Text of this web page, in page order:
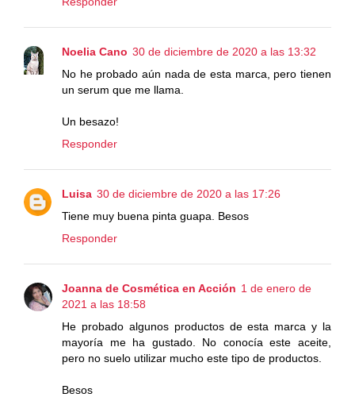
Noelia Cano 30 de diciembre de 2020 a las 13:32
No he probado aún nada de esta marca, pero tienen
un serum que me llama.
Un besazo!
Responder
Luisa 30 de diciembre de 2020 a las 17:26
Tiene muy buena pinta guapa. Besos
Responder
Joanna de Cosmética en Acción 1 de enero de
2021 a las 18:58
He probado algunos productos de esta marca y la
mayoría me ha gustado. No conocía este aceite,
pero no suelo utilizar mucho este tipo de productos.
Besos